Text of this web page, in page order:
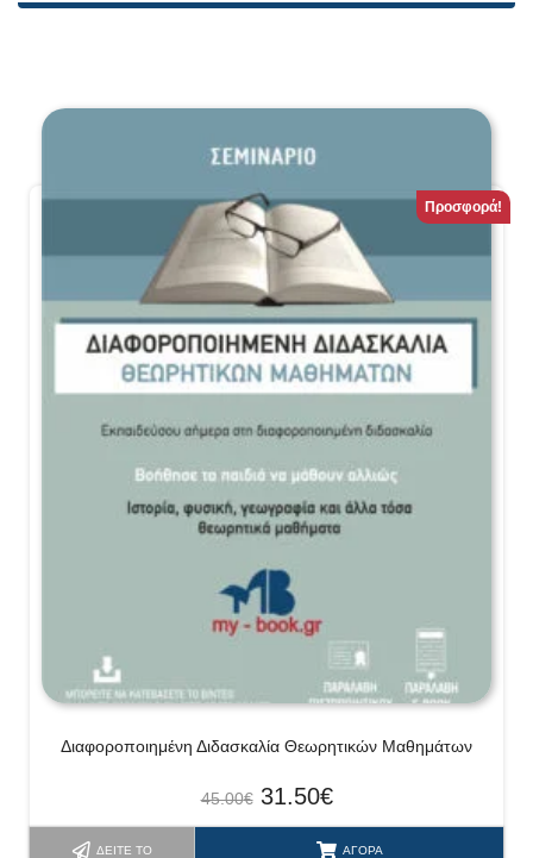
Προσφορά!
Διαφοροποιημένη Διδασκαλία Θεωρητικών Μαθημάτων
45.00€ 31.50€
ΔΕΊΤΕ ΤΟ ΑΓΟΡΆ